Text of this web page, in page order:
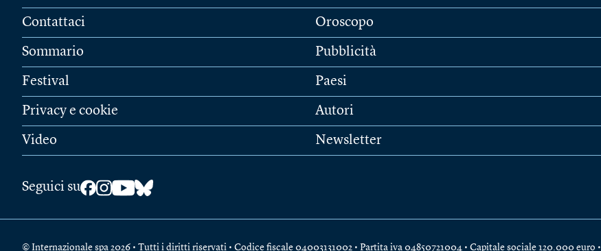
Contattaci
Sommario
Festival
Privacy e cookie
Video
Oroscopo
Pubblicità
Paesi
Autori
Newsletter
Seguici su
© Internazionale spa 2026 • Tutti i diritti riservati • Codice fiscale 04003131002 • Partita iva 04850721004 • Capitale sociale 120.000 euro •